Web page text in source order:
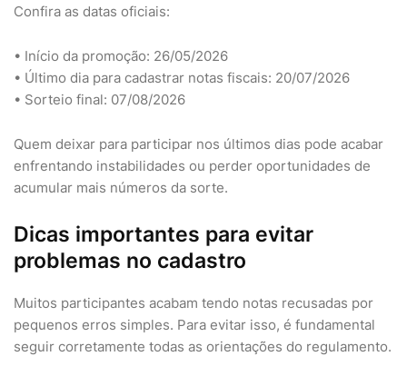
Confira as datas oficiais:
• Início da promoção: 26/05/2026
• Último dia para cadastrar notas fiscais: 20/07/2026
• Sorteio final: 07/08/2026
Quem deixar para participar nos últimos dias pode acabar
enfrentando instabilidades ou perder oportunidades de
acumular mais números da sorte.
Dicas importantes para evitar
problemas no cadastro
Muitos participantes acabam tendo notas recusadas por
pequenos erros simples. Para evitar isso, é fundamental
seguir corretamente todas as orientações do regulamento.